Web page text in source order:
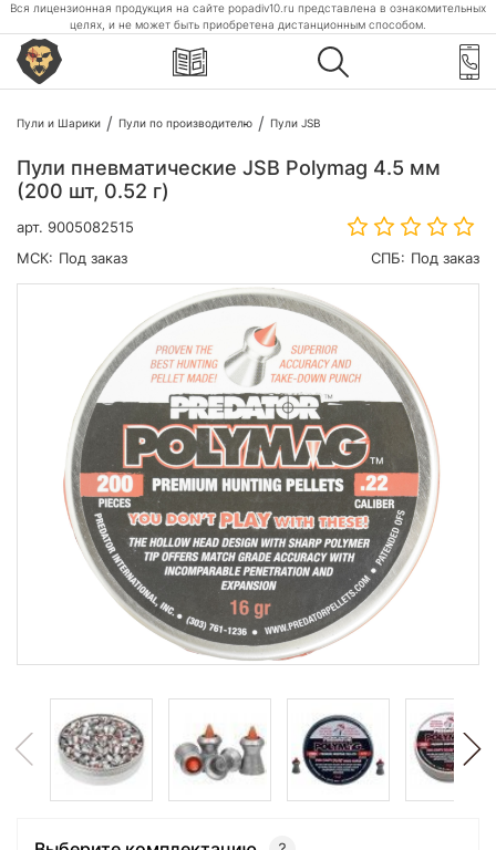
Вся лицензионная продукция на сайте popadiv10.ru представлена в ознакомительных
целях, и не может быть приобретена дистанционным способом.
Пули и Шарики Пули по производителю Пули JSB
Пули пневматические JSB Polymag 4.5 мм
(200 шт, 0.52 г)
арт. 9005082515
МСК: Под заказ СПБ: Под заказ